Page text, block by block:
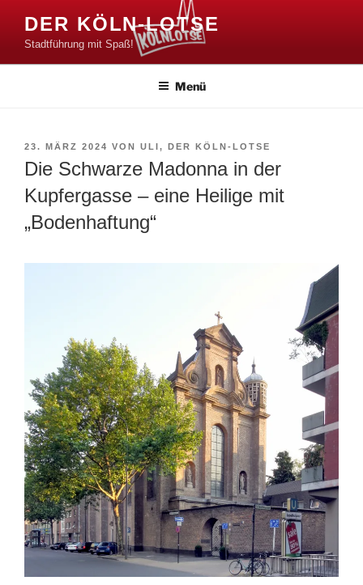
Inhalt
springen
DER KÖLN-LOTSE
Stadtführung mit Spaß!
Menü
VERÖFFENTLICHT
AM
23. MÄRZ 2024 VON ULI, DER KÖLN-LOTSE
Die Schwarze Madonna in der
Kupfergasse – eine Heilige mit
„Bodenhaftung“